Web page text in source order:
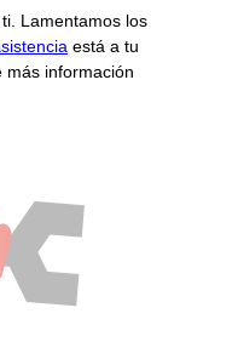
Lamentamos los
está a tu
más información